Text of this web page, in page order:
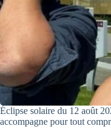
Éclipse solaire du 12 août
accompagne pour tout